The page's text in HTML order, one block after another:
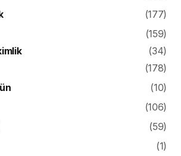
(177)
(159)
(34)
(178)
(10)
(106)
(59)
(1)